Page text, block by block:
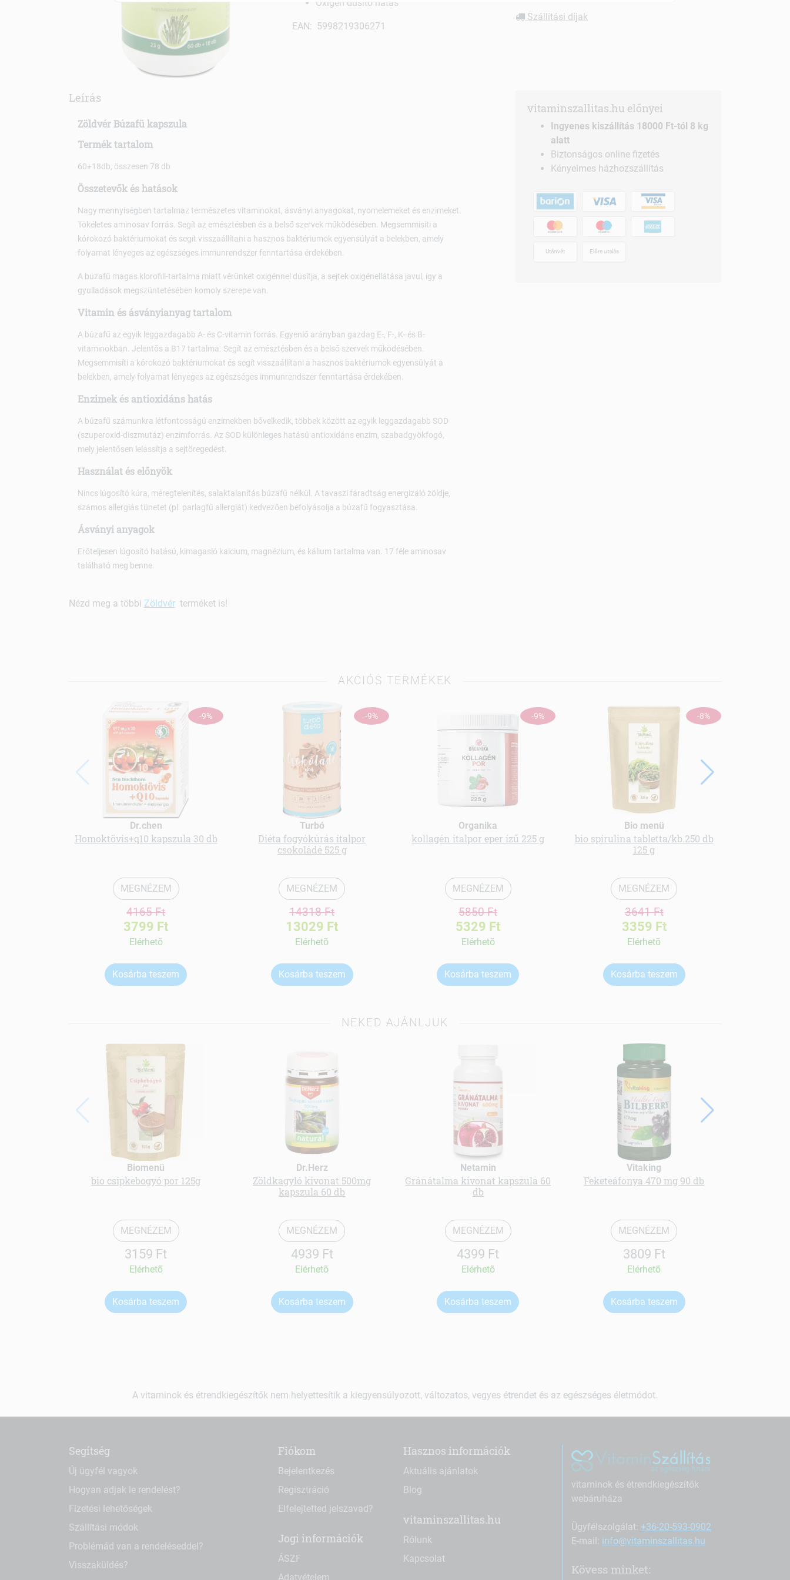
Oxigén dúsító hatás
EAN: 5998219306271
Szállítási díjak
Leírás
Zöldvér Búzafü kapszula
Termék tartalom
60+18db, összesen 78 db
Összetevők és hatások
Nagy mennyiségben tartalmaz természetes vitaminokat, ásványi anyagokat, nyomelemeket és enzimeket.
Tökéletes aminosav forrás. Segít az emésztésben és a belső szervek működésében. Megsemmisíti a
kórokozó baktériumokat és segít visszaállítani a hasznos baktériumok egyensúlyát a belekben, amely
folyamat lényeges az egészséges immunrendszer fenntartása érdekében.
A búzafű magas klorofill-tartalma miatt vérünket oxigénnel dúsítja, a sejtek oxigénellátása javul, így a
gyulladások megszüntetésében komoly szerepe van.
Vitamin és ásványianyag tartalom
A búzafű az egyik leggazdagabb A- és C-vitamin forrás. Egyenlő arányban gazdag E-, F-, K- és B-
vitaminokban. Jelentős a B17 tartalma. Segít az emésztésben és a belső szervek működésében.
Megsemmisíti a kórokozó baktériumokat és segít visszaállítani a hasznos baktériumok egyensúlyát a
belekben, amely folyamat lényeges az egészséges immunrendszer fenntartása érdekében.
Enzimek és antioxidáns hatás
A búzafű számunkra létfontosságú enzimekben bővelkedik, többek között az egyik leggazdagabb SOD
(szuperoxid-diszmutáz) enzimforrás. Az SOD különleges hatású antioxidáns enzim, szabadgyökfogó,
mely jelentősen lelassítja a sejtöregedést.
Használat és előnyök
Nincs lúgosító kúra, méregtelenítés, salaktalanítás búzafű nélkül. A tavaszi fáradtság energizáló zöldje,
számos allergiás tünetet (pl. parlagfű allergiát) kedvezően befolyásolja a búzafű fogyasztása.
Ásványi anyagok
Erőteljesen lúgosító hatású, kimagasló kalcium, magnézium, és kálium tartalma van. 17 féle aminosav
található meg benne.
Nézd meg a többi Zöldvér terméket is!
vitaminszallitas.hu előnyei
Ingyenes kiszállítás 18000 Ft-tól 8 kg
alatt
Biztonságos online fizetés
Kényelmes házhozszállítás
Utánvét Előre utalás
AKCIÓS TERMÉKEK
-9%
Dr.chen
Homoktövis+q10 kapszula 30 db
MEGNÉZEM
4165 Ft
3799 Ft
Elérhetõ
Kosárba teszem
-9%
Turbó
Diéta fogyókúrás italpor
csokoládé 525 g
MEGNÉZEM
14318 Ft
13029 Ft
Elérhetõ
Kosárba teszem
-9%
Organika
kollagén italpor eper ízű 225 g
MEGNÉZEM
5850 Ft
5329 Ft
Elérhetõ
Kosárba teszem
-8%
Bio menü
bio spirulina tabletta/kb.250 db
125 g
MEGNÉZEM
3641 Ft
3359 Ft
Elérhetõ
Kosárba teszem
NEKED AJÁNLJUK
Biomenü
bio csipkebogyó por 125g
MEGNÉZEM
3159 Ft
Elérhetõ
Kosárba teszem
Dr.Herz
Zöldkagyló kivonat 500mg
kapszula 60 db
MEGNÉZEM
4939 Ft
Elérhetõ
Kosárba teszem
Netamin
Gránátalma kivonat kapszula 60
db
MEGNÉZEM
4399 Ft
Elérhetõ
Kosárba teszem
Vitaking
Feketeáfonya 470 mg 90 db
MEGNÉZEM
3809 Ft
Elérhetõ
Kosárba teszem
A vitaminok és étrendkiegészítők nem helyettesítik a kiegyensúlyozott, változatos, vegyes étrendet és az egészséges életmódot.
Segítség
Új ügyfél vagyok
Hogyan adjak le rendelést?
Fizetési lehetőségek
Szállítási módok
Problémád van a rendeléseddel?
Visszaküldés?
Fiókom
Bejelentkezés
Regisztráció
Elfelejtetted jelszavad?
Jogi információk
ÁSZF
Adatvételem
Hasznos információk
Aktuális ajánlatok
Blog
vitaminszallitas.hu
Rólunk
Kapcsolat
vitaminok és étrendkiegészítők
webáruháza
Ügyfélszolgálat: +36-20-593-0902
E-mail: info@vitaminszallitas.hu
Kövess minket: